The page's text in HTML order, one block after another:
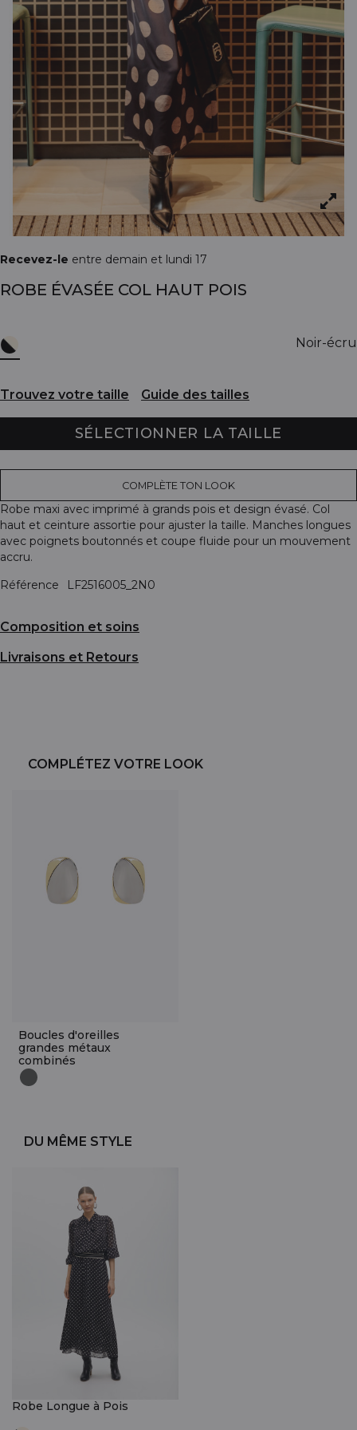
Recevez-le entre demain et lundi 17
ROBE ÉVASÉE COL HAUT POIS
Noir-écru
Trouvez votre taille Guide des tailles
SÉLECTIONNER LA TAILLE
COMPLÈTE TON LOOK
Robe maxi avec imprimé à grands pois et design évasé. Col
haut et ceinture assortie pour ajuster la taille. Manches longues
avec poignets boutonnés et coupe fluide pour un mouvement
accru.
Référence
LF2516005_2N0
Composition et soins
Livraisons et Retours
COMPLÉTEZ VOTRE LOOK
Boucles d'oreilles
grandes métaux
combinés
DU MÊME STYLE
Robe Longue à Pois